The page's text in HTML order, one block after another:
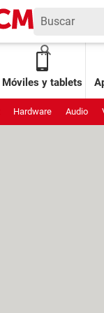
Móviles y tablets
Hardware Audio